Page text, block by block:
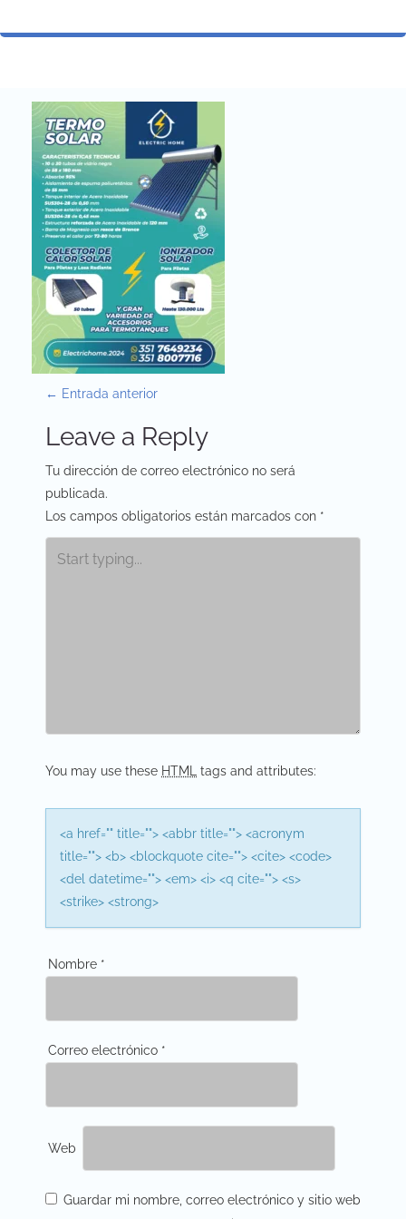
P
o
s
t
n
a
t
i
o
n
← Entrada anterior
Leave a Reply
Tu dirección de correo electrónico no será
publicada.
Los campos obligatorios están marcados con *
You may use these HTML tags and attributes:
<a href="" title=""> <abbr title=""> <acronym
title=""> <b> <blockquote cite=""> <cite> <code>
<del datetime=""> <em> <i> <q cite=""> <s>
<strike> <strong>
Nombre *
Correo electrónico *
Web
Guardar mi nombre, correo electrónico y sitio web